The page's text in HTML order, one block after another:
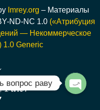
Imrey.org – Материалы
ND-NC 1.0(«Атрибуция
— Некоммерческое
1.0 Generic
вопрос раву